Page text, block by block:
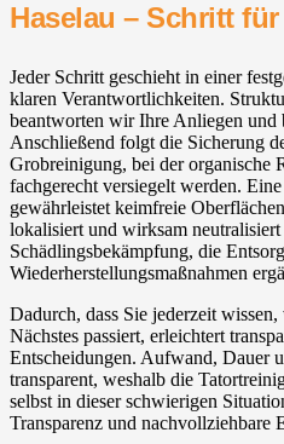
Haselau – Schritt
Jeder Schritt geschieht in einer
klaren Verantwortlichkeiten.
beantworten wir Ihre Anliegen und
Anschließend folgt die Sicherung
Grobreinigung, bei der organische
fachgerecht versiegelt werden.
gewährleistet keimfreie
lokalisiert und wirksam
Schädlingsbekämpfung, die
Wiederherstellungsmaßnahmen
Dadurch, dass Sie jederzeit
Nächstes passiert, erleichtert
Entscheidungen. Aufwand, Dauer
transparent, weshalb die
selbst in dieser schwierigen
Transparenz und nachvollziehbare